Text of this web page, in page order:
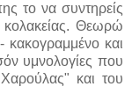
το να συντηρείς
κολακείας. Θεωρώ
και
υμνολογίες που
και του